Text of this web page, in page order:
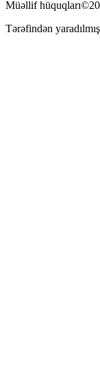
Müəllif
Tərəfindən